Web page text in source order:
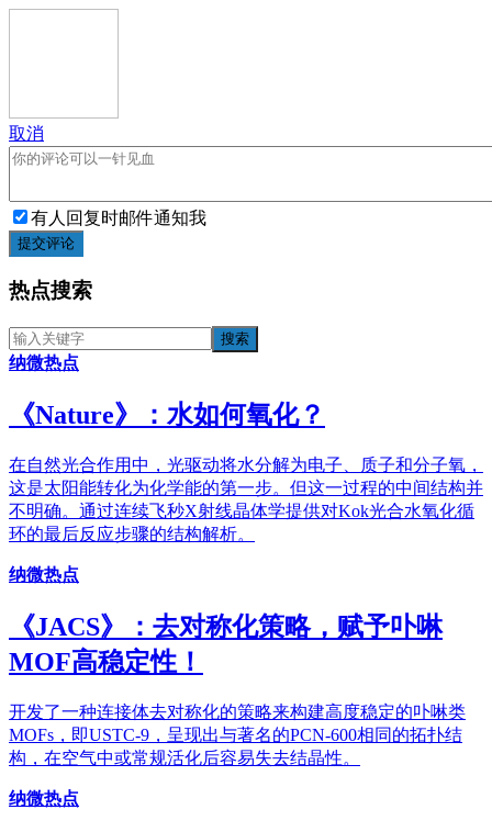
取消
有人回复时邮件通知我
提交评论
热点搜索
纳微热点
《​Nature》：水如何氧化？
在自然光合作用中，光驱动将水分解为电子、质子和分子氧，
这是太阳能转化为化学能的第一步。但这一过程的中间结构并
不明确。通过连续飞秒X射线晶体学提供对Kok光合水氧化循
环的最后反应步骤的结构解析。
纳微热点
《JACS》：去对称化策略，赋予卟啉
MOF高稳定性！
开发了一种连接体去对称化的策略来构建高度稳定的卟啉类
MOFs，即USTC-9，呈现出与著名的PCN-600相同的拓扑结
构，在空气中或常规活化后容易失去结晶性。
纳微热点